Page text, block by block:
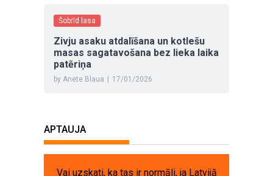
Šobrīd lasa
Zivju asaku atdalīšana un kotlešu
masas sagatavošana bez lieka laika
patēriņa
by Anete Blaua | 17/01/2026
APTAUJA
Vai uzskati, ka tas ir normāli, ja Latvijā